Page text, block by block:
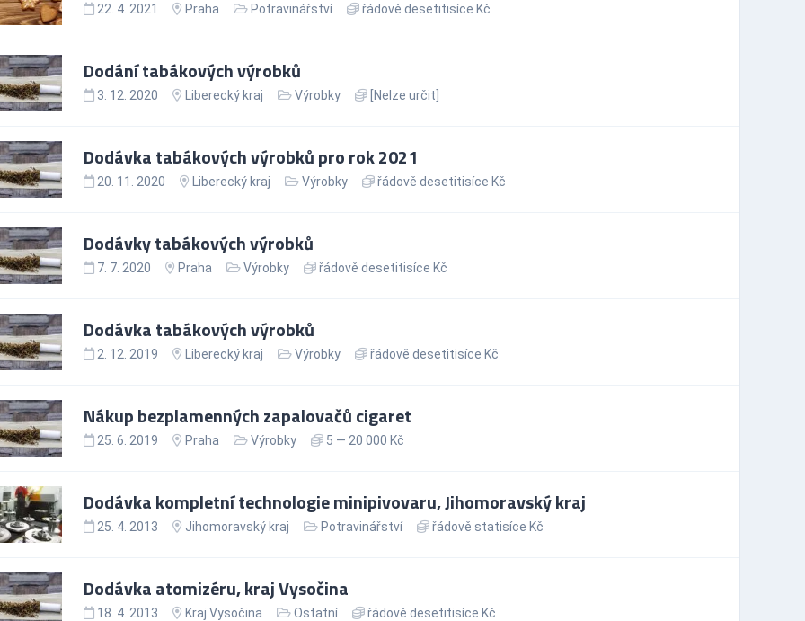
22. 4. 2021 Praha Potravinářství řádově desetitisíce Kč
Dodání tabákových výrobků
3. 12. 2020 Liberecký kraj Výrobky [Nelze určit]
Dodávka tabákových výrobků pro rok 2021
20. 11. 2020 Liberecký kraj Výrobky řádově desetitisíce Kč
Dodávky tabákových výrobků
7. 7. 2020 Praha Výrobky řádově desetitisíce Kč
Dodávka tabákových výrobků
2. 12. 2019 Liberecký kraj Výrobky řádově desetitisíce Kč
Nákup bezplamenných zapalovačů cigaret
25. 6. 2019 Praha Výrobky 5 — 20 000 Kč
Dodávka kompletní technologie minipivovaru, Jihomoravský kraj
25. 4. 2013 Jihomoravský kraj Potravinářství řádově statisíce Kč
Dodávka atomizéru, kraj Vysočina
18. 4. 2013 Kraj Vysočina Ostatní řádově desetitisíce Kč